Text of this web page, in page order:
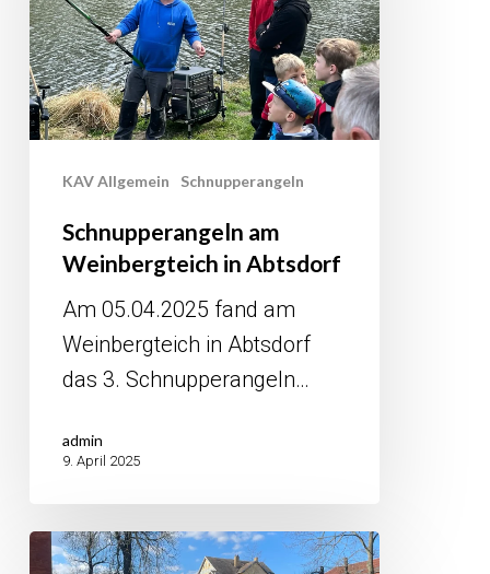
Abtsdorf
KAV Allgemein Schnupperangeln
Schnupperangeln am
Weinbergteich in Abtsdorf
Am 05.04.2025 fand am
Weinbergteich in Abtsdorf
das 3. Schnupperangeln…
admin
9. April 2025
Frühjahrsputz